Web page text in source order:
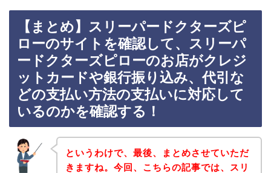
【まとめ】スリーパードクターズピ
ローのサイトを確認して、スリーパ
ードクターズピローのお店がクレジ
ットカードや銀行振り込み、代引な
どの支払い方法の支払いに対応して
いるのかを確認する！
というわけで、最後、まとめさせていただ
きますね。今回、こちらの記事では、スリ